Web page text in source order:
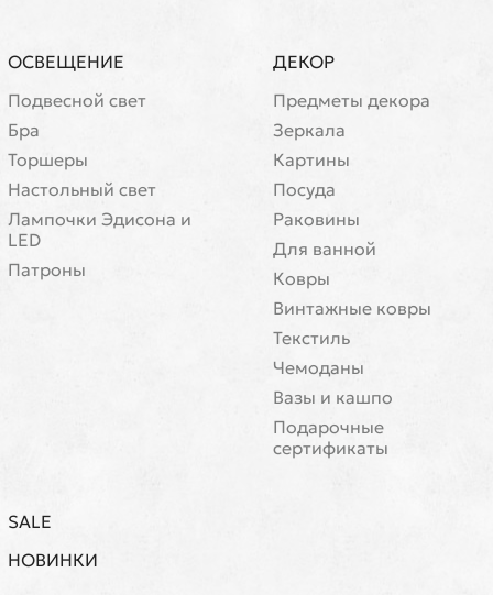
ОСВЕЩЕНИЕ
Подвесной свет
Бра
Торшеры
Настольный свет
Лампочки Эдисона и
LED
Патроны
ДЕКОР
Предметы декора
Зеркала
Картины
Посуда
Раковины
Для ванной
Ковры
Винтажные ковры
Текстиль
Чемоданы
Вазы и кашпо
Подарочные
сертификаты
SALE
НОВИНКИ